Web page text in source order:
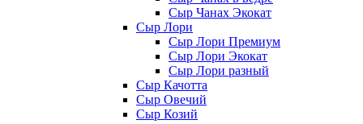
Сыр Чанах Экокат
Сыр Лори
Сыр Лори Премиум
Сыр Лори Экокат
Сыр Лори разный
Сыр Качотта
Сыр Овечий
Сыр Козий